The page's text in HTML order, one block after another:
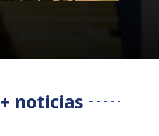
+ noticias